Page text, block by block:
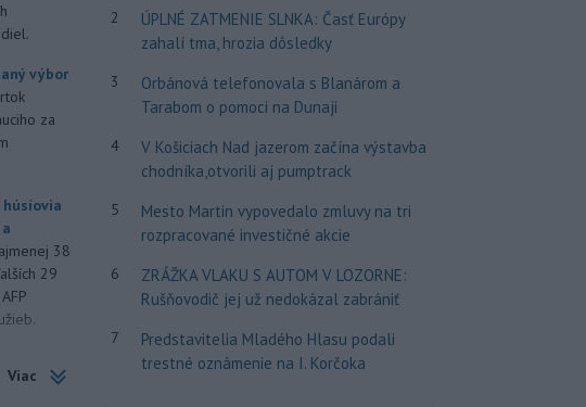
výbor
za
38
29
Viac
2
ÚPLNÉ ZATMENIE SLNKA: Časť Európy
zahalí tma, hrozia dôsledky
3
Orbánová telefonovala s Blanárom a
Tarabom o pomoci na Dunaji
4
V Košiciach Nad jazerom začína výstavba
chodníka,otvorili aj pumptrack
5
Mesto Martin vypovedalo zmluvy na tri
rozpracované investičné akcie
6
ZRÁŽKA VLAKU S AUTOM V LOZORNE:
Rušňovodič jej už nedokázal zabrániť
7
Predstavitelia Mladého Hlasu podali
trestné oznámenie na I. Korčoka